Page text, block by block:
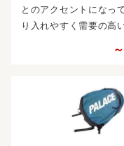
とのアクセントになっ
り入れやすく需要の高